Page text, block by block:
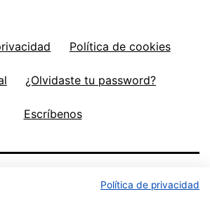
Política de cookies
¿Olvidaste tu password?
Escríbenos
Política de privacidad